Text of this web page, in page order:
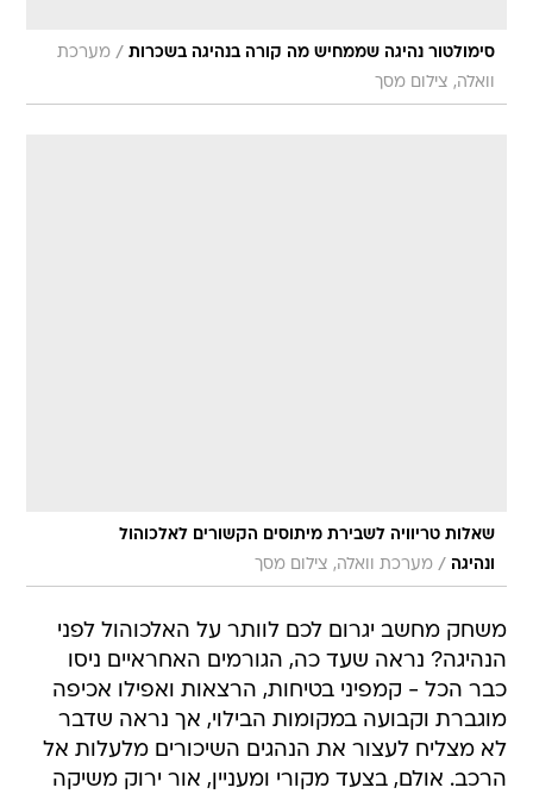
סימולטור נהיגה שממחיש מה קורה בנהיגה בשכרות / מערכת
וואלה, צילום מסך
שאלות טריוויה לשבירת מיתוסים הקשורים לאלכוהול
ונהיגה / מערכת וואלה, צילום מסך
משחק מחשב יגרום לכם לוותר על האלכוהול לפני
הנהיגה? נראה שעד כה, הגורמים האחראיים ניסו
כבר הכל - קמפיני בטיחות, הרצאות ואפילו אכיפה
מוגברת וקבועה במקומות הבילוי, אך נראה שדבר
לא מצליח לעצור את הנהגים השיכורים מלעלות אל
הרכב. אולם, בצעד מקורי ומעניין, אור ירוק משיקה